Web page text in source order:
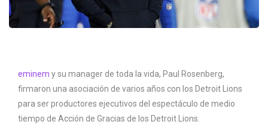
eminem y su manager de toda la vida, Paul Rosenberg,
firmaron una asociación de varios años con los Detroit Lions
para ser productores ejecutivos del espectáculo de medio
tiempo de Acción de Gracias de los Detroit Lions.